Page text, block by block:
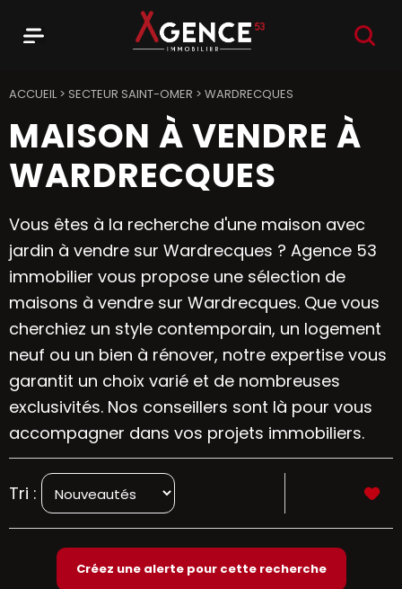
ACCUEIL> SECTEUR SAINT-OMER > WARDRECQUES
MAISON À VENDRE À
WARDRECQUES
Vous êtes à la recherche d'une maison avec
jardin à vendre sur Wardrecques ? Agence 53
immobilier vous propose une sélection de
maisons à vendre sur Wardrecques. Que vous
cherchiez un style contemporain, un logement
neuf ou un bien à rénover, notre expertise vous
garantit un choix varié et de nombreuses
exclusivités. Nos conseillers sont là pour vous
accompagner dans vos projets immobiliers.
Tri :